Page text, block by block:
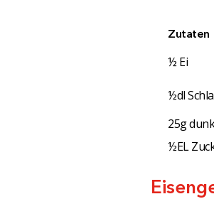
Zutaten
½ Ei
½dl
25g
½EL